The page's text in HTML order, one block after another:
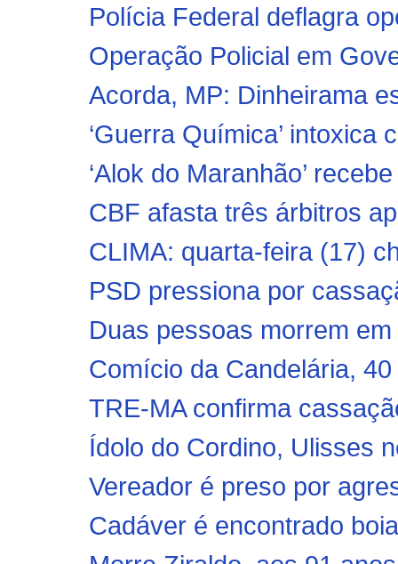
Polícia Federal deflagra
Operação Policial em
Acorda, MP: Dinheirama
‘Guerra Química’ intoxica
‘Alok do Maranhão’
CBF afasta três árbitros
CLIMA: quarta-feira (17)
PSD pressiona por
Duas pessoas morrem
Comício da Candelária,
TRE-MA confirma
Ídolo do Cordino, Ulisses
Vereador é preso por
Cadáver é encontrado